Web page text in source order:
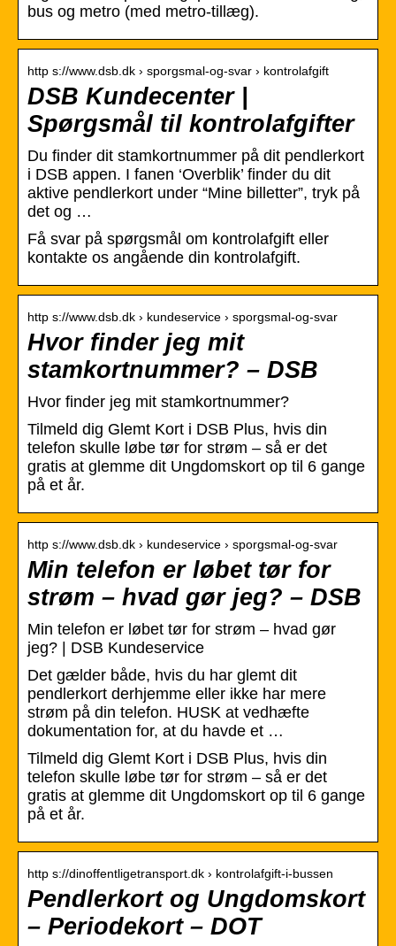
bus og metro (med metro-tillæg).
http s://www.dsb.dk › sporgsmal-og-svar › kontrolafgift
DSB Kundecenter |
Spørgsmål til kontrolafgifter
Du finder dit stamkortnummer på dit pendlerkort
i DSB appen. I fanen ‘Overblik’ finder du dit
aktive pendlerkort under “Mine billetter”, tryk på
det og …
Få svar på spørgsmål om kontrolafgift eller
kontakte os angående din kontrolafgift.
http s://www.dsb.dk › kundeservice › sporgsmal-og-svar
Hvor finder jeg mit
stamkortnummer? – DSB
Hvor finder jeg mit stamkortnummer?
Tilmeld dig Glemt Kort i DSB Plus, hvis din
telefon skulle løbe tør for strøm – så er det
gratis at glemme dit Ungdomskort op til 6 gange
på et år.
http s://www.dsb.dk › kundeservice › sporgsmal-og-svar
Min telefon er løbet tør for
strøm – hvad gør jeg? – DSB
Min telefon er løbet tør for strøm – hvad gør
jeg? | DSB Kundeservice
Det gælder både, hvis du har glemt dit
pendlerkort derhjemme eller ikke har mere
strøm på din telefon. HUSK at vedhæfte
dokumentation for, at du havde et …
Tilmeld dig Glemt Kort i DSB Plus, hvis din
telefon skulle løbe tør for strøm – så er det
gratis at glemme dit Ungdomskort op til 6 gange
på et år.
http s://dinoffentligetransport.dk › kontrolafgift-i-bussen
Pendlerkort og Ungdomskort
– Periodekort – DOT